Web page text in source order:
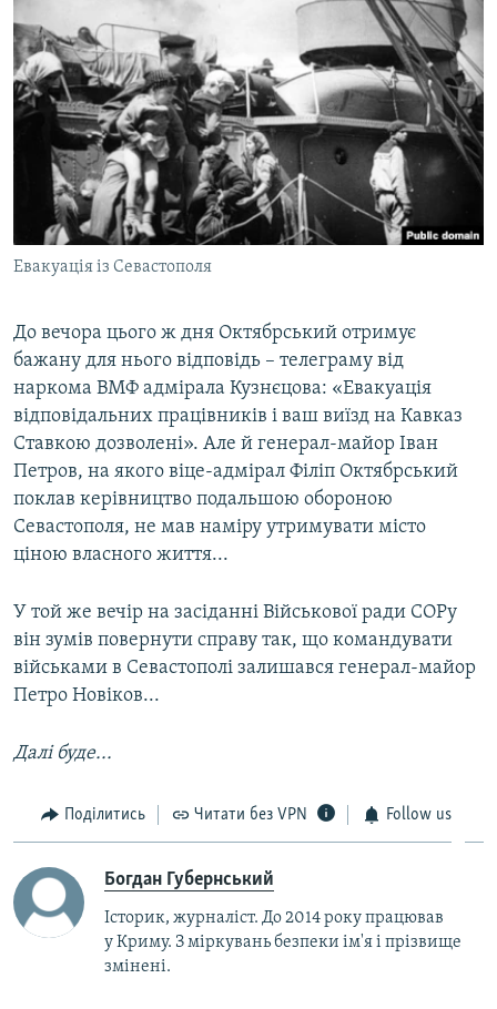
Евакуація із Севастополя
До вечора цього ж дня Октябрський отримує
бажану для нього відповідь – телеграму від
наркома ВМФ адмірала Кузнєцова: «Евакуація
відповідальних працівників і ваш виїзд на Кавказ
Ставкою дозволені». Але й генерал-майор Іван
Петров, на якого віце-адмірал Філіп Октябрський
поклав керівництво подальшою обороною
Севастополя, не мав наміру утримувати місто
ціною власного життя...
У той же вечір на засіданні Військової ради СОРу
він зумів повернути справу так, що командувати
військами в Севастополі залишався генерал-майор
Петро Новіков...
Далі буде...
Поділитись Читати без VPN Follow us
Богдан Губернський
Історик, журналіст. До 2014 року працював
у Криму. З міркувань безпеки ім'я і прізвище
змінені.